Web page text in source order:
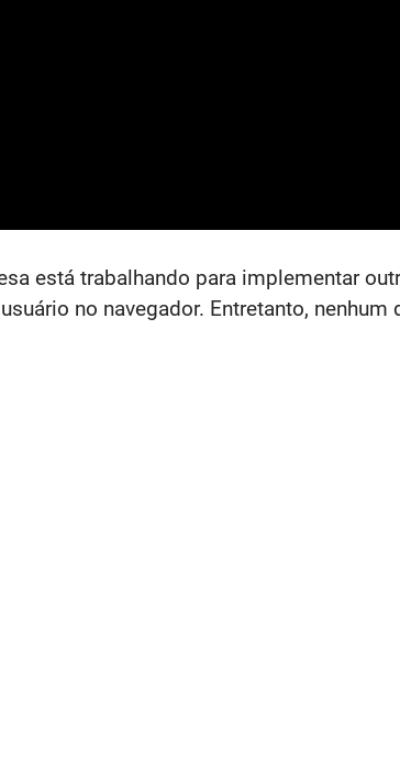
está trabalhando para implementar
no navegador. Entretanto,